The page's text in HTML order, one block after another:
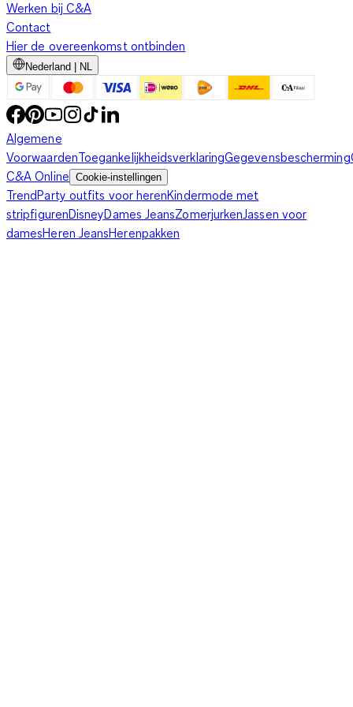
Werken bij C&A
Contact
Hier de overeenkomst ontbinden
Nederland | NL
Algemene
VoorwaardenToegankelijkheidsverklaringGegevensbescherming
C&A Online Cookie-instellingen
TrendParty outfits voor herenKindermode met
stripfigurenDisneyDames JeansZomerjurkenJassen voor
damesHeren JeansHerenpakken